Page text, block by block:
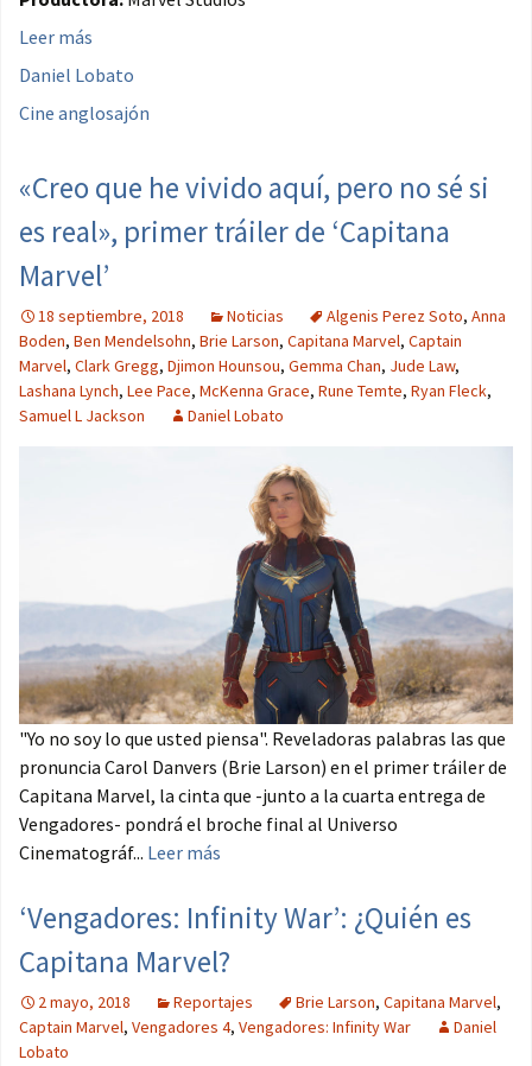
Leer más
Daniel Lobato
Cine anglosajón
«Creo que he vivido aquí, pero no sé si
es real», primer tráiler de ‘Capitana
Marvel’
18 septiembre, 2018 Noticias Algenis Perez Soto, Anna
Boden, Ben Mendelsohn, Brie Larson, Capitana Marvel, Captain
Marvel, Clark Gregg, Djimon Hounsou, Gemma Chan, Jude Law,
Lashana Lynch, Lee Pace, McKenna Grace, Rune Temte, Ryan Fleck,
Samuel L Jackson
Daniel Lobato
"Yo no soy lo que usted piensa". Reveladoras palabras las que
pronuncia Carol Danvers (Brie Larson) en el primer tráiler de
Capitana Marvel, la cinta que -junto a la cuarta entrega de
Vengadores- pondrá el broche final al Universo
Cinematográf... Leer más
‘Vengadores: Infinity War’: ¿Quién es
Capitana Marvel?
2 mayo, 2018 Reportajes Brie Larson, Capitana Marvel,
Captain Marvel, Vengadores 4, Vengadores: Infinity War
Daniel
Lobato